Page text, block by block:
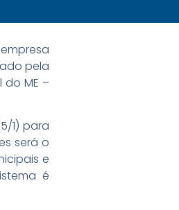
pela
do ME –
1) para
será o
e
é